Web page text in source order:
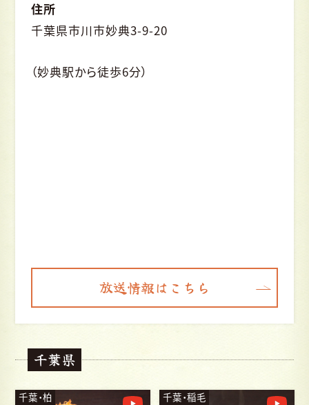
住所
千葉県市川市妙典3-9-20
（妙典駅から徒歩6分）
放送情報はこちら
千葉県
千葉・柏 千葉・稲毛